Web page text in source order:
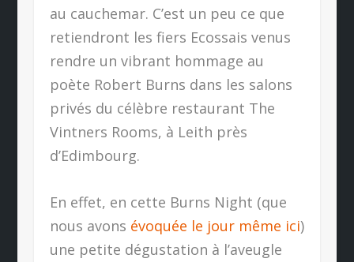
au cauchemar. C’est un peu ce que
retiendront les fiers Ecossais venus
rendre un vibrant hommage au
poète Robert Burns dans les salons
privés du célèbre restaurant The
Vintners Rooms, à Leith près
d’Edimbourg.
En effet, en cette Burns Night (que
nous avons évoquée le jour même ici)
une petite dégustation à l’aveugle